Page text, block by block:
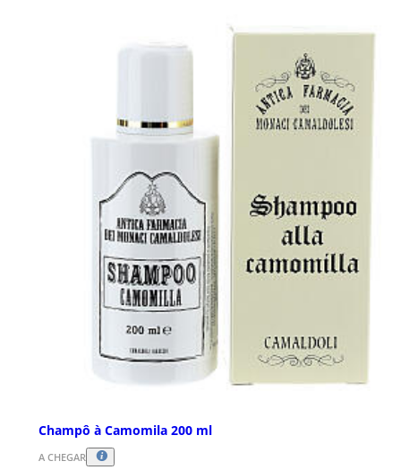
Champô à Camomila 200 ml
A CHEGAR